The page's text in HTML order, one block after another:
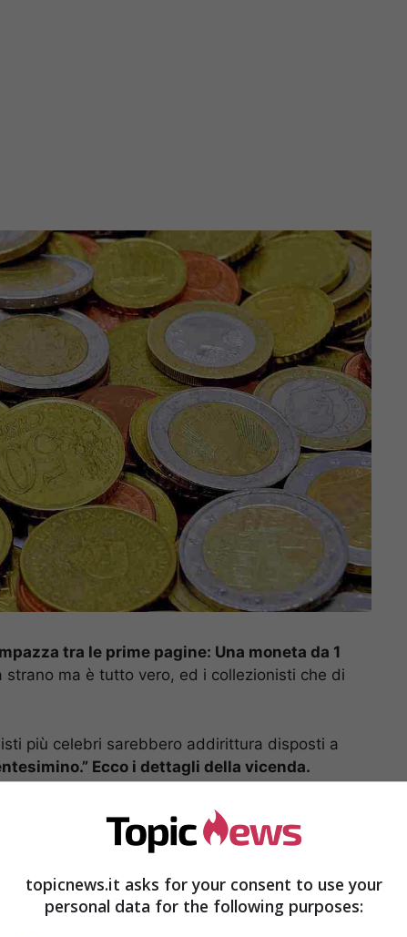
tra le prime pagine: Una moneta da 1
strano ma è tutto vero, ed i collezionisti che di
più celebri sarebbero addirittura disposti a
Ecco i dettagli della vicenda.
topicnews.it asks for your consent to use your
personal data for the following purposes: